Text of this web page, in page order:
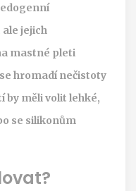
jejich
mastné pleti
hromadí nečistoty
by měli volit lehké,
se silikonům